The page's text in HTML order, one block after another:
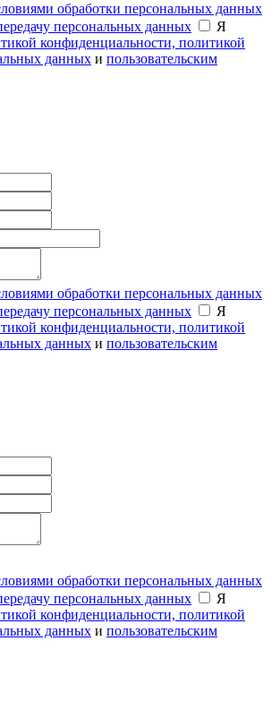
обработки персональных данных
персональных данных
Я
конфиденциальности, политикой
данных и пользовательским
обработки персональных данных
персональных данных
Я
конфиденциальности, политикой
данных и пользовательским
обработки персональных данных
персональных данных
Я
конфиденциальности, политикой
данных и пользовательским